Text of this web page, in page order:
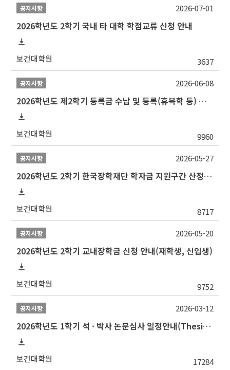
공지사항
2026학년도 2학기 국내 타 대학 학점교류 신청 안내
보건대학원 3637
2026-07-01
공지사항
2026학년도 제2학기 등록금 수납 및 등록(휴복학 등) 일정 안내
보건대학원 9960
2026-06-08
공지사항
2026학년도 2학기 한국장학재단 학자금 지원구간 산정 신청 안내
보건대학원 8717
2026-05-27
공지사항
2026학년도 2학기 교내장학금 신청 안내(재학생, 신입생)
보건대학원 9752
2026-05-20
공지사항
2026학년도 1학기 석 · 박사 논문심사 일정안내(Thesis Defense Schedules)
보건대학원 17284
2026-03-12